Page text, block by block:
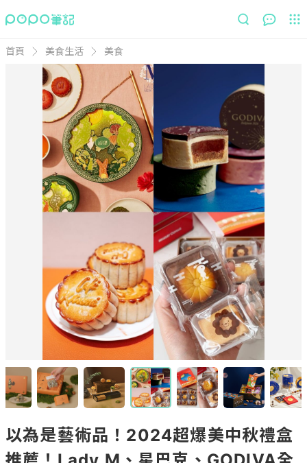
首頁 美食生活 美食
以為是藝術品！2024超爆美中秋禮盒